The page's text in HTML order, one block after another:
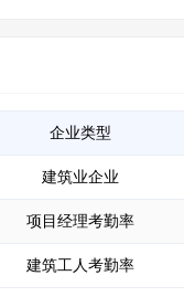
企业类型
建筑业企业
项目经理考勤率
建筑工人考勤率